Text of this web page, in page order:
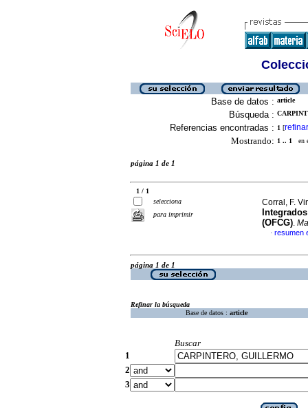
Base de datos : article
Búsqueda :
Referencias encontradas : 1 [refinar
Mostrando: 1 .. 1 en
página 1 de 1
1 / 1
selecciona
para imprimir
Corral, F.
(OFCG).
· resumen
página 1 de 1
Refinar la búsqueda
Base de datos : article
Buscar
1
2
3